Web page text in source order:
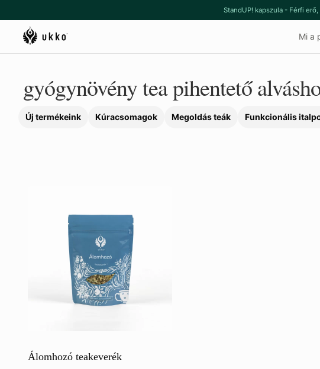
a
navigációhoz
a
tartalomba
StandUP! kapszula - Férfi
Mi a
Álomhozó teakeverék
gyógynövény tea pihentető
Új termékeink Kúracsomagok Megoldás teák Funkcionális